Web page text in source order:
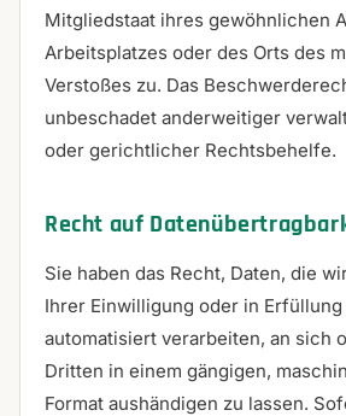
Mitgliedstaat ihres gewöhnlichen
Arbeitsplatzes oder des Orts des
Verstoßes zu. Das
unbeschadet anderweitiger
oder gerichtlicher Rechtsbehelfe.
Recht auf
Sie haben das Recht, Daten, die
Ihrer Einwilligung oder in
automatisiert verarbeiten, an sich
Dritten in einem gängigen,
Format aushändigen zu lassen.